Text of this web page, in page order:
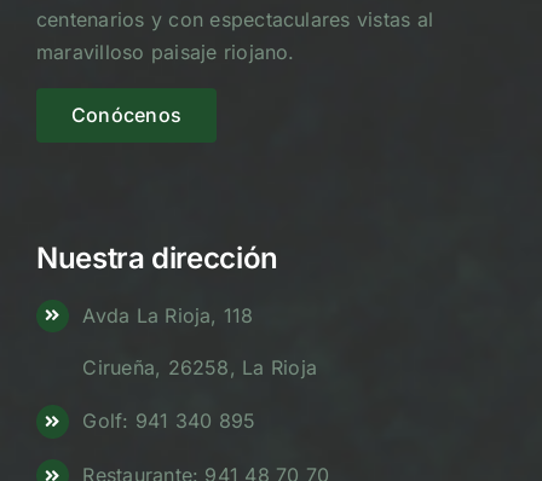
centenarios y con espectaculares vistas al
maravilloso paisaje riojano.
Conócenos
Nuestra dirección
Avda La Rioja, 118
Cirueña, 26258, La Rioja
Golf: 941 340 895
Restaurante: 941 48 70 70